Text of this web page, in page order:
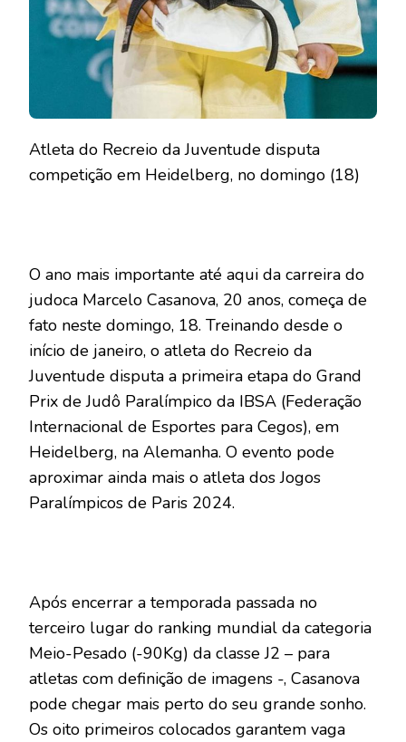
Atleta do Recreio da Juventude disputa
competição em Heidelberg, no domingo (18)
O ano mais importante até aqui da carreira do
judoca Marcelo Casanova, 20 anos, começa de
fato neste domingo, 18. Treinando desde o
início de janeiro, o atleta do Recreio da
Juventude disputa a primeira etapa do Grand
Prix de Judô Paralímpico da IBSA (Federação
Internacional de Esportes para Cegos), em
Heidelberg, na Alemanha. O evento pode
aproximar ainda mais o atleta dos Jogos
Paralímpicos de Paris 2024.
Após encerrar a temporada passada no
terceiro lugar do ranking mundial da categoria
Meio-Pesado (-90Kg) da classe J2 – para
atletas com definição de imagens -, Casanova
pode chegar mais perto do seu grande sonho.
Os oito primeiros colocados garantem vaga